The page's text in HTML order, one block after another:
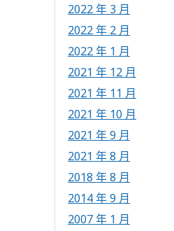
2022 年 3 月
2022 年 2 月
2022 年 1 月
2021 年 12 月
2021 年 11 月
2021 年 10 月
2021 年 9 月
2021 年 8 月
2018 年 8 月
2014 年 9 月
2007 年 1 月